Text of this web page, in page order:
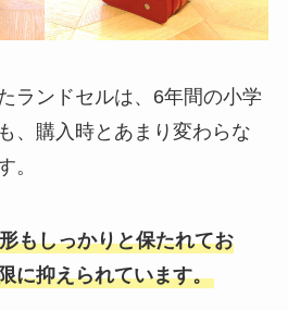
ランドセルは、6年間の小学
、購入時とあまり変わらな
。
もしっかりと保たれてお
に抑えられています。